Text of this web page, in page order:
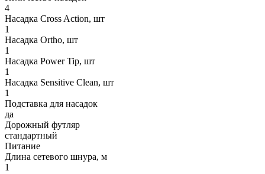
4
Насадка Cross Action, шт
1
Насадка Ortho, шт
1
Насадка Power Tip, шт
1
Насадка Sensitive Clean, шт
1
Подставка для насадок
да
Дорожный футляр
стандартный
Питание
Длина сетевого шнура, м
1